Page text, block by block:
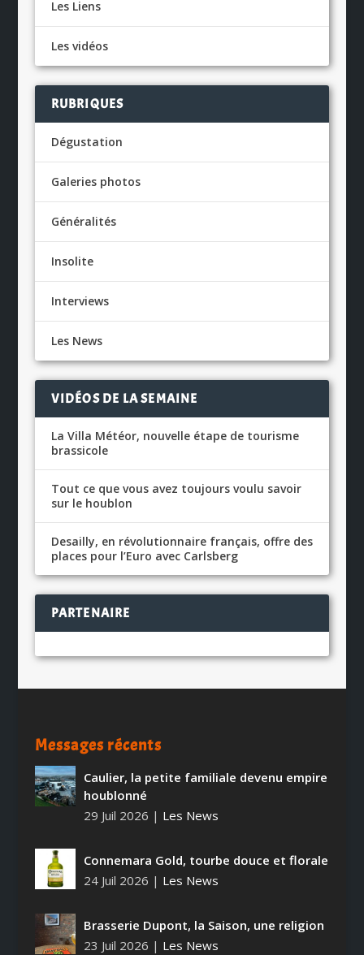
Les Liens
Les vidéos
RUBRIQUES
Dégustation
Galeries photos
Généralités
Insolite
Interviews
Les News
VIDÉOS DE LA SEMAINE
La Villa Météor, nouvelle étape de tourisme
brassicole
Tout ce que vous avez toujours voulu savoir
sur le houblon
Desailly, en révolutionnaire français, offre des
places pour l’Euro avec Carlsberg
PARTENAIRE
Messages récents
Caulier, la petite familiale devenu empire
houblonné
29 Juil 2026 | Les News
Connemara Gold, tourbe douce et florale
24 Juil 2026 | Les News
Brasserie Dupont, la Saison, une religion
23 Juil 2026 | Les News